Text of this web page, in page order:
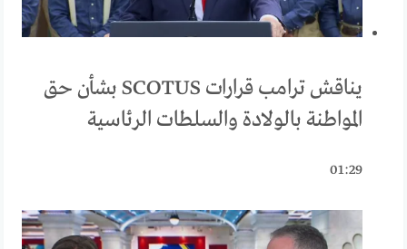
يناقش ترامب قرارات SCOTUS بشأن حق
المواطنة بالولادة والسلطات الرئاسية
01:29